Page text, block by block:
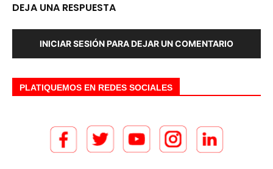
DEJA UNA RESPUESTA
INICIAR SESIÓN PARA DEJAR UN COMENTARIO
PLATIQUEMOS EN REDES SOCIALES